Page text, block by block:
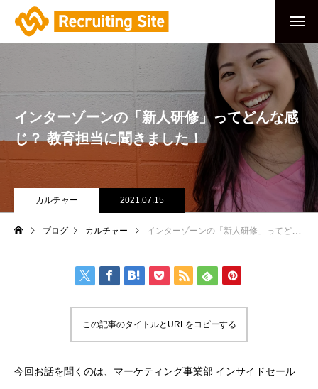
インターゾーンの「新人研修」ってどんな感
じ？ 教育担当に聞きました！
カルチャー 2021.07.15
ブログ カルチャー インターゾーンの「新人研修」ってどんな感じ？ 教育担当に聞きました！
この記事のタイトルとURLをコピーする
今回お話を聞くのは、マーケティング事業部 インサイドセール